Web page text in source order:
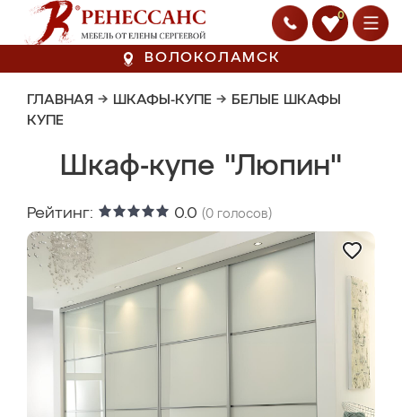
0
ВОЛОКОЛАМСК
ГЛАВНАЯ → ШКАФЫ-КУПЕ → БЕЛЫЕ ШКАФЫ
КУПЕ
Шкаф-купе "Люпин"
Рейтинг: 0.0 (0 голосов)